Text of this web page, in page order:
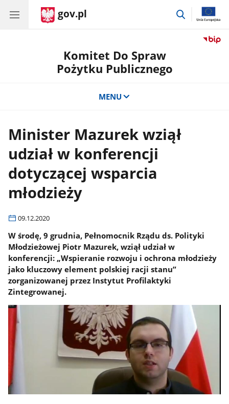
gov.pl
przejdź
Komitet Do Spraw
Pożytku Publicznego
MENU
Minister Mazurek wziął
udział w konferencji
dotyczącej wsparcia
młodzieży
09.12.2020
W środę, 9 grudnia, Pełnomocnik Rządu ds. Polityki
Młodzieżowej Piotr Mazurek, wziął udział w
konferencji: „Wspieranie rozwoju i ochrona młodzieży
jako kluczowy element polskiej racji stanu”
zorganizowanej przez Instytut Profilaktyki
Zintegrowanej.